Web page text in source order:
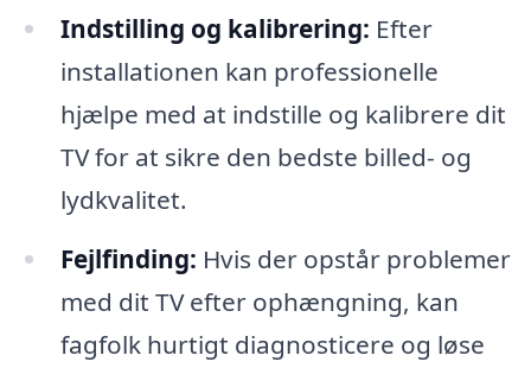
Indstilling og kalibrering: Efter
installationen kan professionelle
hjælpe med at indstille og kalibrere dit
TV for at sikre den bedste billed- og
lydkvalitet.
Fejlfinding: Hvis der opstår problemer
med dit TV efter ophængning, kan
fagfolk hurtigt diagnosticere og løse